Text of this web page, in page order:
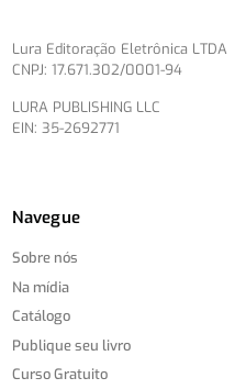
Lura Editoração Eletrônica LTDA
CNPJ: 17.671.302/0001-94
LURA PUBLISHING LLC
EIN: 35-2692771
Navegue
Sobre nós
Na mídia
Catálogo
Publique seu livro
Curso Gratuito